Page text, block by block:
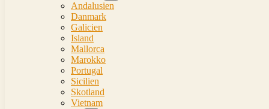
Andalusien
Danmark
Galicien
Island
Mallorca
Marokko
Portugal
Sicilien
Skotland
Vietnam